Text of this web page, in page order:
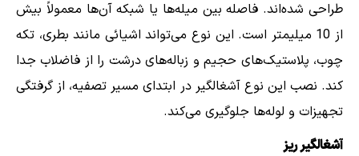
طراحی شده‌اند. فاصله بین میله‌ها یا شبکه آن‌ها معمولاً بیش
از 10 میلیمتر است. این نوع می‌تواند اشیائی مانند بطری، تکه
چوب، پلاستیک‌های حجیم و زباله‌های درشت را از فاضلاب جدا
کند. نصب این نوع آشغالگیر در ابتدای مسیر تصفیه، از گرفتگی
تجهیزات و لوله‌ها جلوگیری می‌کند.
آشغالگیر ریز